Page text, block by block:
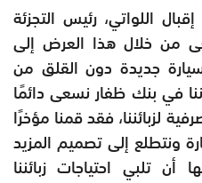
اللواتي، رئيس التجزئة
من خلال هذا العرض إلى
سيارة جديدة دون القلق من
في بنك ظفار نسعى دائمًا
لزبائننا، فقد قمنا مؤخرًا
ونتطلع إلى تصميم المزيد
تلبي احتياجات زبائننا